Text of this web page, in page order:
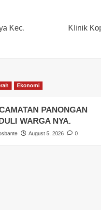
Kec.
Klinik
Ekonomi
PANONGAN
WARGA NYA.
August 5, 2026 0